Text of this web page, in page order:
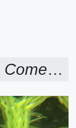
Comercial Carlobe S.L.